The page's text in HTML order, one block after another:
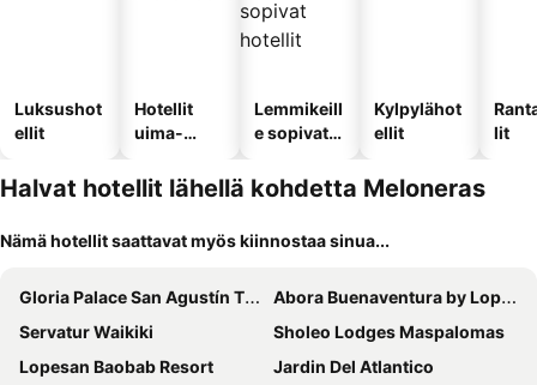
Luksushot
ellit
Hotellit
uima-
Lemmikeill
e sopivat
Kylpylähot
ellit
lit
Halvat hotellit lähellä kohdetta Meloneras
Nämä hotellit saattavat myös kiinnostaa sinua...
Gloria Palace San Agustín Thalasso & Hotel
Abora Buenaventura by Lopesan Hotels
Servatur Waikiki
Sholeo Lodges Maspalomas
Lopesan Baobab Resort
Jardin Del Atlantico